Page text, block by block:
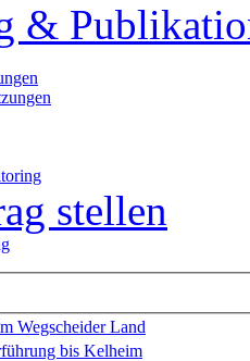
&
stellen
Wegscheider Land
bis Kelheim